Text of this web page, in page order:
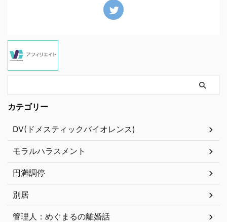
カテゴリー
DV(ドメスティックバイオレンス)
モラルハラスメント
円満調停
別居
管理人：めぐまるの離婚話